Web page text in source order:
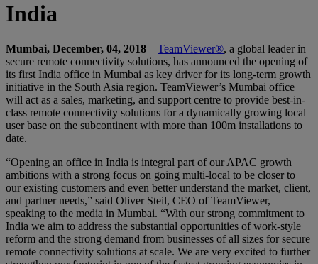
India
Mumbai, December, 04, 2018 – TeamViewer®, a global leader in
secure remote connectivity solutions, has announced the opening of
its first India office in Mumbai as key driver for its long-term growth
initiative in the South Asia region. TeamViewer’s Mumbai office
will act as a sales, marketing, and support centre to provide best-in-
class remote connectivity solutions for a dynamically growing local
user base on the subcontinent with more than 100m installations to
date.
“Opening an office in India is integral part of our APAC growth
ambitions with a strong focus on going multi-local to be closer to
our existing customers and even better understand the market, client,
and partner needs,” said Oliver Steil, CEO of TeamViewer,
speaking to the media in Mumbai. “With our strong commitment to
India we aim to address the substantial opportunities of work-style
reform and the strong demand from businesses of all sizes for secure
remote connectivity solutions at scale. We are very excited to further